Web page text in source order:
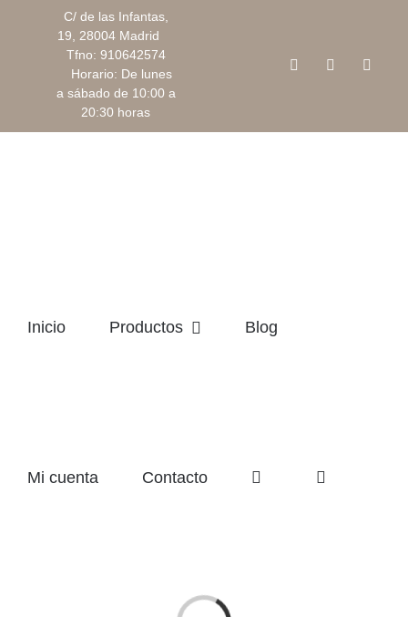
C/ de las Infantas,
19, 28004 Madrid
Tfno: 910642574
Horario: De lunes
a sábado de 10:00 a
20:30 horas
FacebookInstagram
Inicio Productos Blog
Mi cuenta Contacto
Cargando...